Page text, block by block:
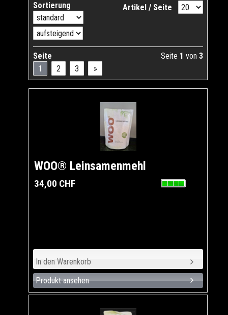
Sortierung Artikel / Seite
Seite
1
2 3 »
Seite 1 von 3
WOO® Leinsamenmehl
34,00 CHF
Produkt ansehen